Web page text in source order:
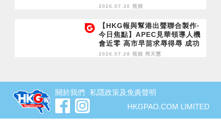
2026.07.30 視頻
【HKG報與幫港出聲聯合製作‧
今日焦點】APEC見華領導人機
會近零 高市早苗求辱得辱 成功
留英半年 胡志偉終於乞到了
2026.07.28 視頻 周天慧
關於我們
私隱政策及免責聲明
HKGPAO.COM LIMITED